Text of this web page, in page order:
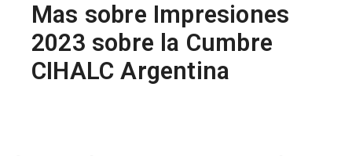
Mas sobre Impresiones
2023 sobre la Cumbre
CIHALC Argentina